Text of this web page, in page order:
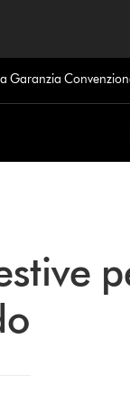
Garanzia